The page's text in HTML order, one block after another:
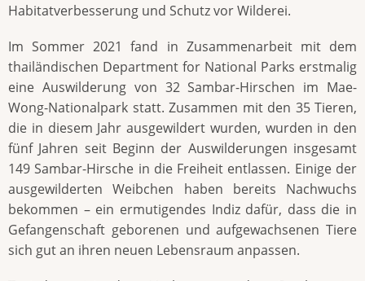
Habitatverbesserung und Schutz vor Wilderei.
Im Sommer 2021 fand in Zusammenarbeit mit dem
thailändischen Department for National Parks erstmalig
eine Auswilderung von 32 Sambar-Hirschen im Mae-
Wong-Nationalpark statt. Zusammen mit den 35 Tieren,
die in diesem Jahr ausgewildert wurden, wurden in den
fünf Jahren seit Beginn der Auswilderungen insgesamt
149 Sambar-Hirsche in die Freiheit entlassen. Einige der
ausgewilderten Weibchen haben bereits Nachwuchs
bekommen – ein ermutigendes Indiz dafür, dass die in
Gefangenschaft geborenen und aufgewachsenen Tiere
sich gut an ihren neuen Lebensraum anpassen.